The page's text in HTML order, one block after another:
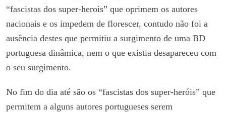
“fascistas dos super-herois” que oprimem os autores
nacionais e os impedem de florescer, contudo não foi a
ausência destes que permitiu a surgimento de uma BD
portuguesa dinâmica, nem o que existia desapareceu com
o seu surgimento.
No fim do dia até são os “fascistas dos super-heróis” que
permitem a alguns autores portugueses serem